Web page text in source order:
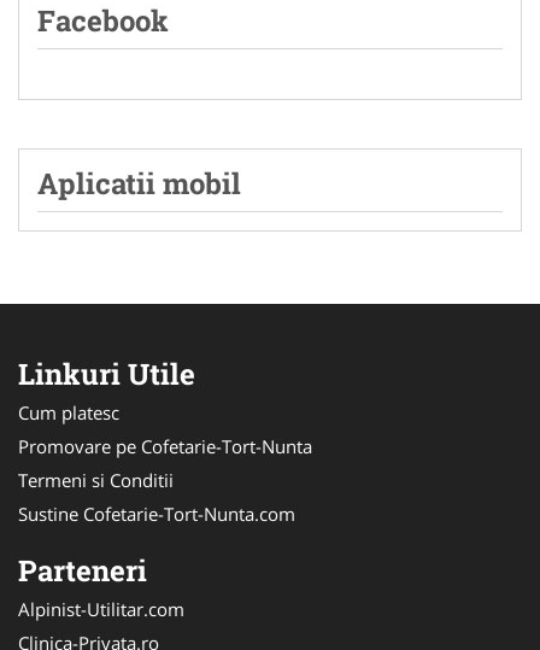
Facebook
Aplicatii mobil
Linkuri Utile
Cum platesc
Promovare pe Cofetarie-Tort-Nunta
Termeni si Conditii
Sustine Cofetarie-Tort-Nunta.com
Parteneri
Alpinist-Utilitar.com
Clinica-Privata.ro